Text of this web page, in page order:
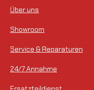
Über uns
Showroom
Service & Reparaturen
24/7 Annahme